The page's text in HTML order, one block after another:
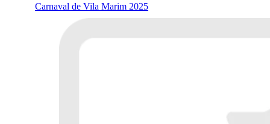
Carnaval de Vila Marim 2025